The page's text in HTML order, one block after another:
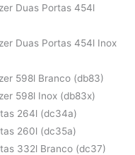
Duas Portas 454l
Duas Portas 454l Inox
598l Branco (db83)
598l Inox (db83x)
264l (dc34a)
260l (dc35a)
332l Branco (dc37)